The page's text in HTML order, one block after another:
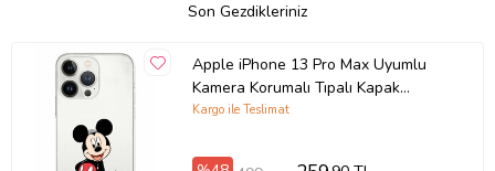
Son Gezdikleriniz
Apple iPhone 13 Pro Max Uyumlu
Kamera Korumalı Tıpalı Kapak
Mickey Mouse TasarımlıŞeffaf Kılıf
Kargo ile Teslimat